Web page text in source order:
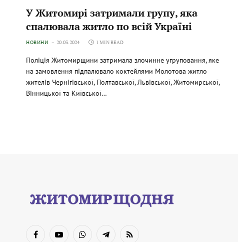
У Житомирі затримали групу, яка
спалювала житло по всій Україні
НОВИНИ 20.03.2024 1 MIN READ
Поліція Житомирщини затримала злочинне угруповання, яке
на замовлення підпалювало коктейлями Молотова житло
жителів Чернігівської, Полтавської, Львівської, Житомирської,
Вінницької та Київської…
FacebookYouTubeWhatsAppTelegramRSS